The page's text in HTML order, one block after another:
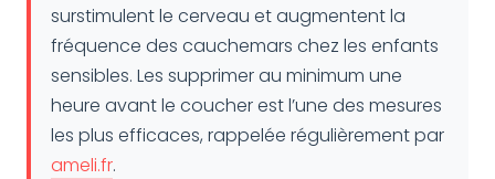
surstimulent le cerveau et augmentent la
fréquence des cauchemars chez les enfants
sensibles. Les supprimer au minimum une
heure avant le coucher est l’une des mesures
les plus efficaces, rappelée régulièrement par
ameli.fr.